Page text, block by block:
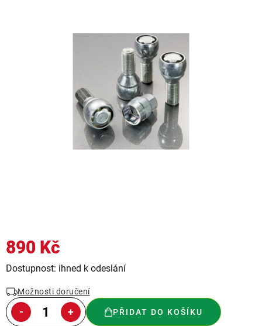
890 Kč
Měrná
Dostupnost: ihned k odeslání
Možnosti doručení
PŘIDAT DO KOŠÍKU